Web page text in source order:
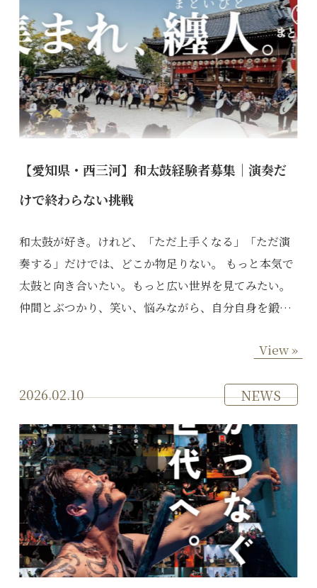
【愛知県・西三河】和太鼓経験者募集｜演奏だ
けで終わらない挑戦
和太鼓が好き。けれど、「ただ上手くなる」「ただ演
奏する」だけでは、どこか物足りない。 もっと本気で
太鼓と向き合いたい。もっと広い世界を見てみたい。
仲間とぶつかり、笑い、悩みながら、自分自身を鍛…
View »
2026.02.10 NEWS